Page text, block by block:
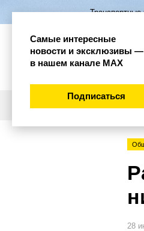
Транспортные
28
Самые интересные
новости и эксклюзивы —
в нашем канале МАХ
Подписаться